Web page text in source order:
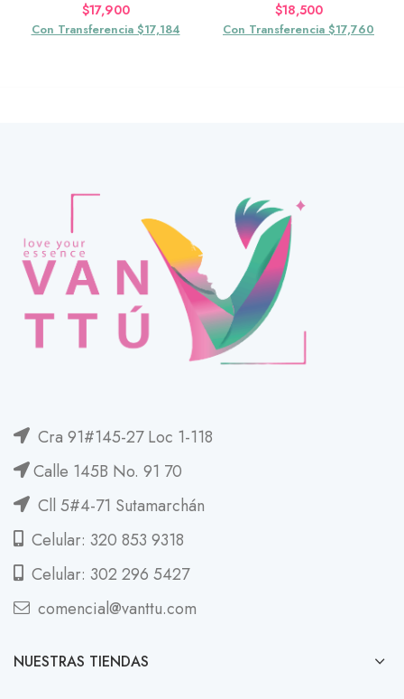
$17,900
Con Transferencia $17,184
$18,500
Con Transferencia $17,760
Cra 91#145-27 Loc 1-118
Calle 145B No. 91 70
Cll 5#4-71 Sutamarchán
Celular: 320 853 9318
Celular: 302 296 5427
comencial@vanttu.com
NUESTRAS TIENDAS